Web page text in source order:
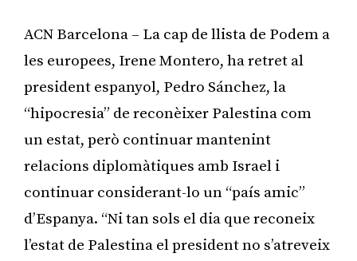
ACN Barcelona – La cap de llista de Podem a
les europees, Irene Montero, ha retret al
president espanyol, Pedro Sánchez, la
“hipocresia” de reconèixer Palestina com
un estat, però continuar mantenint
relacions diplomàtiques amb Israel i
continuar considerant-lo un “país amic”
d’Espanya. “Ni tan sols el dia que reconeix
l’estat de Palestina el president no s’atreveix